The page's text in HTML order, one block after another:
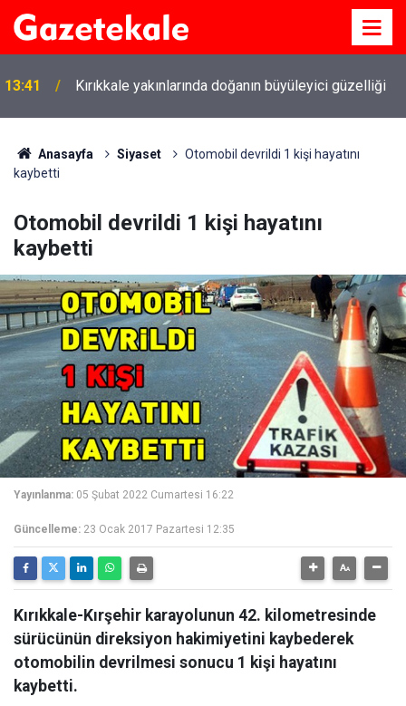
13:41 Kırıkkale yakınlarında doğanın büyüleyici güzelliği
Anasayfa Siyaset
Otomobil devrildi 1 kişi hayatını
kaybetti
Otomobil devrildi 1 kişi hayatını
kaybetti
Yayınlanma: 05 Şubat 2022 Cumartesi 16:22
Güncelleme: 23 Ocak 2017 Pazartesi 12:35
Kırıkkale-Kırşehir karayolunun 42. kilometresinde
sürücünün direksiyon hakimiyetini kaybederek
otomobilin devrilmesi sonucu 1 kişi hayatını
kaybetti.